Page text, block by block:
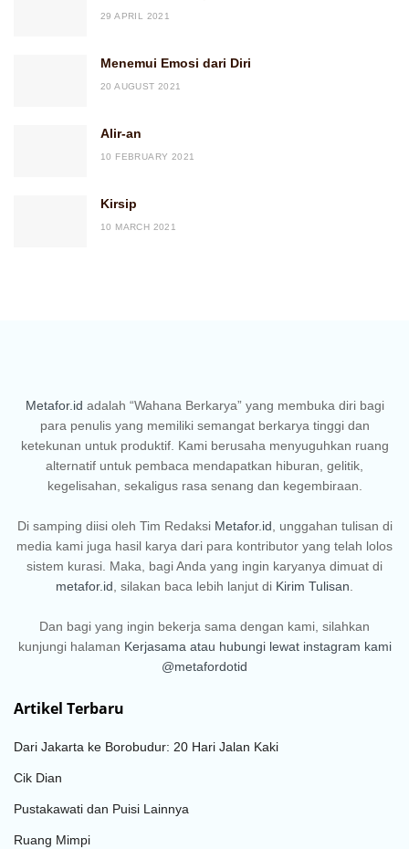
29 APRIL 2021
Menemui Emosi dari Diri
20 AUGUST 2021
Alir-an
10 FEBRUARY 2021
Kirsip
10 MARCH 2021
Metafor.id adalah “Wahana Berkarya” yang membuka diri bagi
para penulis yang memiliki semangat berkarya tinggi dan
ketekunan untuk produktif. Kami berusaha menyuguhkan ruang
alternatif untuk pembaca mendapatkan hiburan, gelitik,
kegelisahan, sekaligus rasa senang dan kegembiraan.
Di samping diisi oleh Tim Redaksi Metafor.id, unggahan tulisan di
media kami juga hasil karya dari para kontributor yang telah lolos
sistem kurasi. Maka, bagi Anda yang ingin karyanya dimuat di
metafor.id, silakan baca lebih lanjut di Kirim Tulisan.
Dan bagi yang ingin bekerja sama dengan kami, silahkan
kunjungi halaman Kerjasamaatau hubungi lewat instagram kami
@metafordotid
Artikel Terbaru
Dari Jakarta ke Borobudur: 20 Hari Jalan Kaki
Cik Dian
Pustakawati dan Puisi Lainnya
Ruang Mimpi